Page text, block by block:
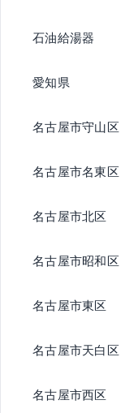
石油給湯器
愛知県
名古屋市守山区
名古屋市名東区
名古屋市北区
名古屋市昭和区
名古屋市東区
名古屋市天白区
名古屋市西区